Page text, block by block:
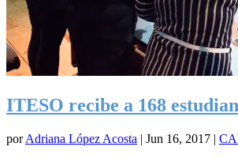
ITESO recibe a 168
porAdriana López Acosta | Jun 16, 2017 |